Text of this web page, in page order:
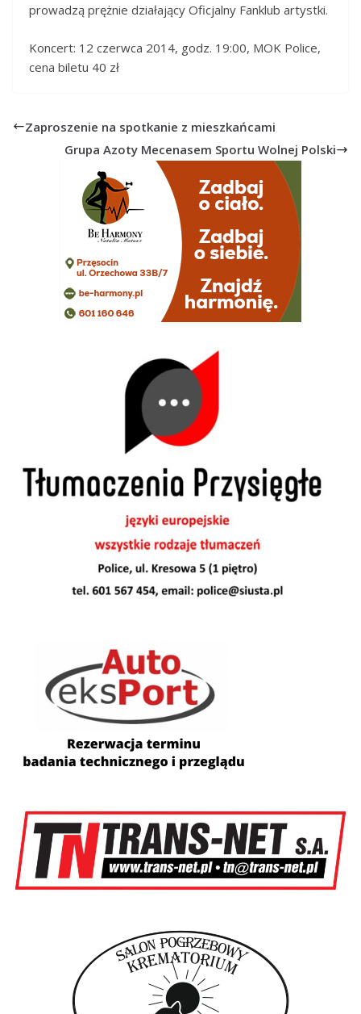
prowadzą prężnie działający Oficjalny Fanklub artystki.
Koncert: 12 czerwca 2014, godz. 19:00, MOK Police,
cena biletu 40 zł
Zaproszenie na spotkanie z mieszkańcami
Grupa Azoty Mecenasem Sportu Wolnej Polski